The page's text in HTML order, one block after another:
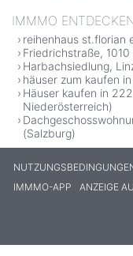
IMMMO
reihenhaus st.florian
Friedrichstraße,
Harbachsiedlung,
häuser zum kaufen
Häuser kaufen in
Niederösterreich)
(Salzburg)
IMMMO-APP
ANZEIGE